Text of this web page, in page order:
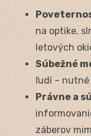
na optike,
letových
Súbežné
ľudí –
Právne a
záberov